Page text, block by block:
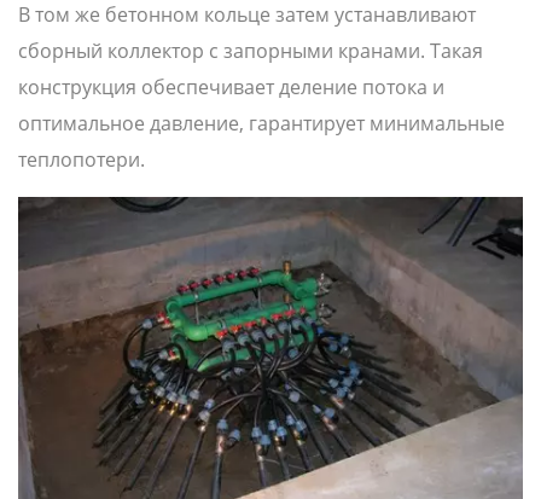
В том же бетонном кольце затем устанавливают
сборный коллектор с запорными кранами. Такая
конструкция обеспечивает деление потока и
оптимальное давление, гарантирует минимальные
теплопотери.